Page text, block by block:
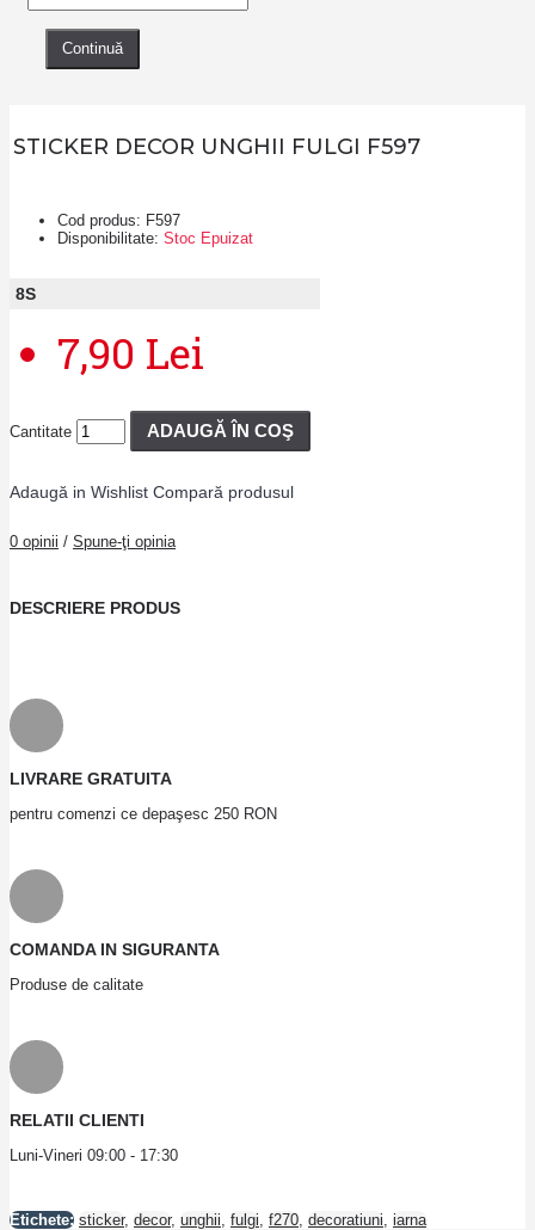
Continuă
STICKER DECOR UNGHII FULGI F597
Cod produs: F597
Disponibilitate: Stoc Epuizat
8S
7,90 Lei
Cantitate ADAUGĂ ÎN COŞ
Adaugă in Wishlist Compară produsul
0 opinii / Spune-ţi opinia
DESCRIERE PRODUS
LIVRARE GRATUITA
pentru comenzi ce depaşesc 250 RON
COMANDA IN SIGURANTA
Produse de calitate
RELATII CLIENTI
Luni-Vineri 09:00 - 17:30
Etichete: sticker, decor, unghii fulgi f270 decoratiuni iarna